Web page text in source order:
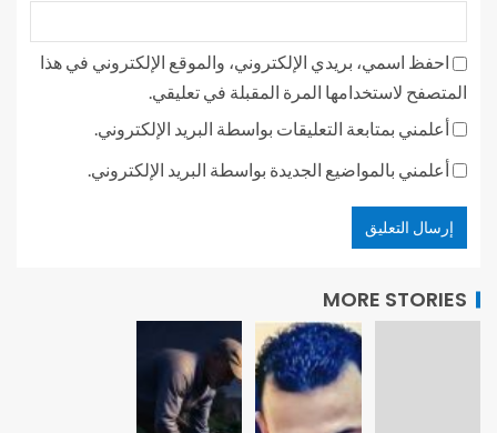
احفظ اسمي، بريدي الإلكتروني، والموقع الإلكتروني في هذا
المتصفح لاستخدامها المرة المقبلة في تعليقي.
أعلمني بمتابعة التعليقات بواسطة البريد الإلكتروني.
أعلمني بالمواضيع الجديدة بواسطة البريد الإلكتروني.
MORE STORIES